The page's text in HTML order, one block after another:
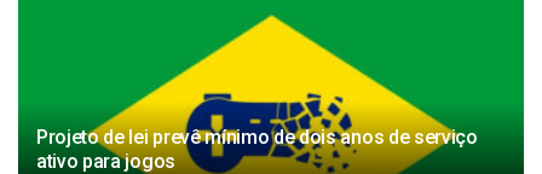
Projeto de lei prevê mínimo de dois anos de serviço
ativo para jogos